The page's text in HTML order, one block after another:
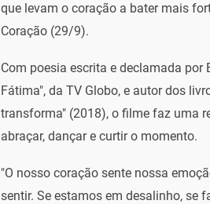
que levam o coração a bater mais
Coração (29/9).
Com poesia escrita e declamada por
Fátima", da TV Globo, e autor dos
transforma" (2018), o filme faz uma
abraçar, dançar e curtir o momento.
"O nosso coração sente nossa
sentir. Se estamos em desalinho, se